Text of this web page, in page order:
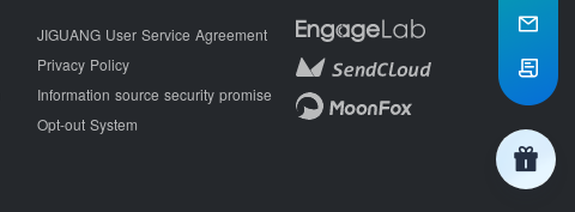
JIGUANG User Service Agreement
Privacy Policy
Information source security promise
Opt-out System